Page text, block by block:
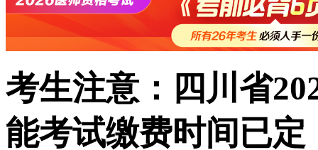
考生注意：四川省
能考试缴费时间已定